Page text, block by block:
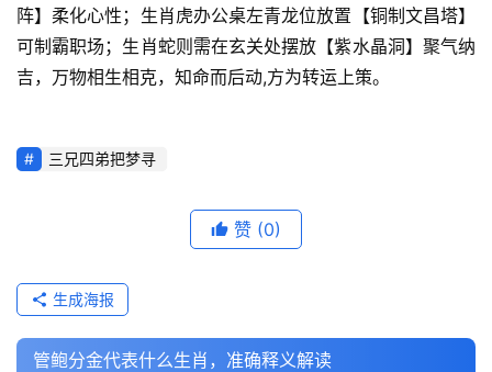
阵】柔化心性；生肖虎办公桌左青龙位放置【铜制文昌塔】
可制霸职场；生肖蛇则需在玄关处摆放【紫水晶洞】聚气纳
吉，万物相生相克，知命而后动,方为转运上策。
三兄四弟把梦寻
赞 (0)
生成海报
管鲍分金代表什么生肖，准确释义解读